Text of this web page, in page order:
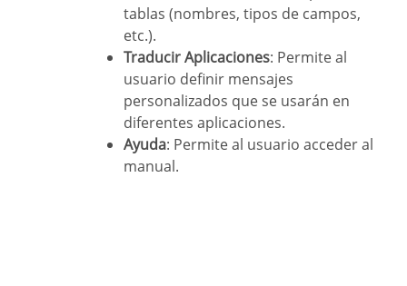
tablas (nombres, tipos de campos,
etc.).
Traducir Aplicaciones: Permite al
usuario definir mensajes
personalizados que se usarán en
diferentes aplicaciones.
Ayuda: Permite al usuario acceder al
manual.